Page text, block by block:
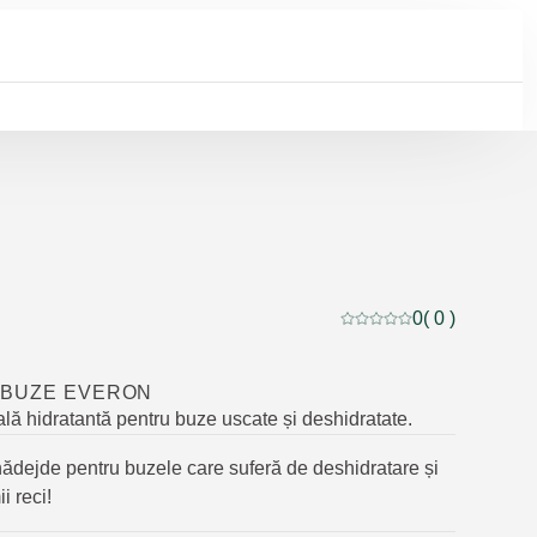
Evaluare curentă: 0
0( 0 )
EVERON
hidratantă pentru buze uscate și deshidratate.
pentru buzele care suferă de deshidratare și
reci!